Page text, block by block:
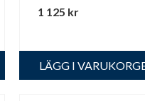
1 125 kr